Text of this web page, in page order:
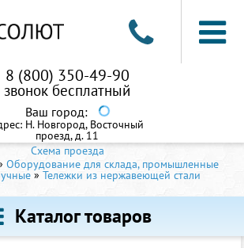
8 (800) 350-49-90
звонок бесплатный
Ваш город:
Н. Новгород, Восточный
проезд, д. 11
Схема проезда
Оборудование для склада, промышленные
» Тележки из нержавеющей стали
Каталог товаров